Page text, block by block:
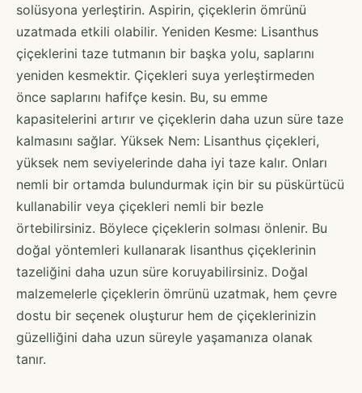
solüsyona yerleştirin. Aspirin, çiçeklerin ömrünü
uzatmada etkili olabilir. Yeniden Kesme: Lisanthus
çiçeklerini taze tutmanın bir başka yolu, saplarını
yeniden kesmektir. Çiçekleri suya yerleştirmeden
önce saplarını hafifçe kesin. Bu, su emme
kapasitelerini artırır ve çiçeklerin daha uzun süre taze
kalmasını sağlar. Yüksek Nem: Lisanthus çiçekleri,
yüksek nem seviyelerinde daha iyi taze kalır. Onları
nemli bir ortamda bulundurmak için bir su püskürtücü
kullanabilir veya çiçekleri nemli bir bezle
örtebilirsiniz. Böylece çiçeklerin solması önlenir. Bu
doğal yöntemleri kullanarak lisanthus çiçeklerinin
tazeliğini daha uzun süre koruyabilirsiniz. Doğal
malzemelerle çiçeklerin ömrünü uzatmak, hem çevre
dostu bir seçenek oluşturur hem de çiçeklerinizin
güzelliğini daha uzun süreyle yaşamanıza olanak
tanır.